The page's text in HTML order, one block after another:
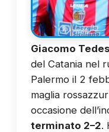
Giacomo
del Catania nel
Palermo il 2
maglia
occasione
terminato 2–2.